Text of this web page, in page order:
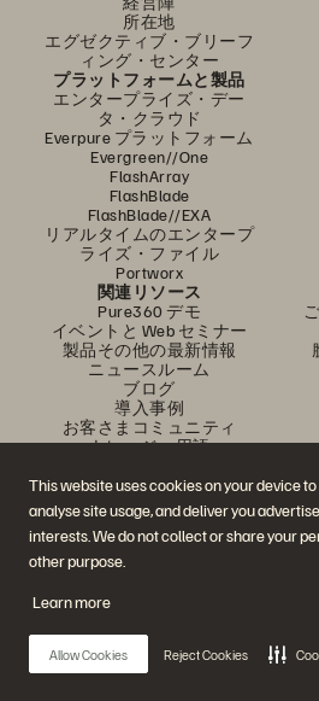
This website uses cookies on your device
analyse site usage, and deliver you
interests. We do not collect or share your
other purpose.
Learn more
Allow Cookies Reject Cookies
所在地
エグゼクティブ・ブリーフ
ィング・センター
プラットフォームと製品
エンタープライズ・デー
タ・クラウド
Everpure プラットフォーム
Evergreen//One
FlashArray
FlashBlade
FlashBlade//EXA
リアルタイムのエンタープ
ライズ・ファイル
Portworx
関連リソース
Pure360 デモ
イベントと Web セミナー
製品その他の最新情報
ニュースルーム
ブログ
導入事例
お客さまコミュニティ
ナレッジ・用語
公式 SNS
是非フォローをお願
© 2026 Everpure, Inc. 無断転用は
プライバシー・ポリシーWeb サイト利用規約